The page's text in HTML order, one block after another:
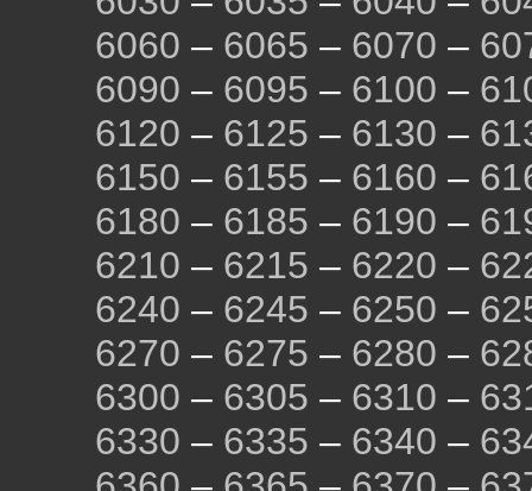
6060 – 6065 – 6070 –
6090 – 6095 – 6100 –
6120 – 6125 – 6130 –
6150 – 6155 – 6160 –
6180 – 6185 – 6190 –
6210 – 6215 – 6220 –
6240 – 6245 – 6250 –
6270 – 6275 – 6280 –
6300 – 6305 – 6310 –
6330 – 6335 – 6340 –